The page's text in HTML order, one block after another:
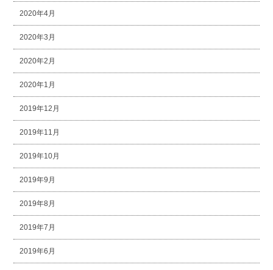
2020年4月
2020年3月
2020年2月
2020年1月
2019年12月
2019年11月
2019年10月
2019年9月
2019年8月
2019年7月
2019年6月